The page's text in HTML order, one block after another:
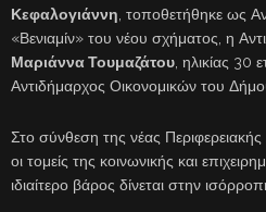
Κεφαλογιάννη , τοποθετήθηκε ως
«Βενιαμίν» του νέου σχήματος, η
Μαριάννα Τουμαζάτου , ηλικίας
Αντιδήμαρχος Οικονομικών του
Στο σύνθεση της νέας
οι τομείς της κοινωνικής και
ιδιαίτερο βάρος δίνεται στην